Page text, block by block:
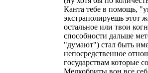
Канта тебе в помощь,
экстраполируешь этот
остальное или твои
способности дальше
"думают") стал быть
непосредственное
государствам которые